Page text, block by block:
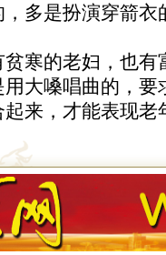
是扮演穿箭衣
的老妇，也有
大嗓唱曲的，要
起来，才能表现